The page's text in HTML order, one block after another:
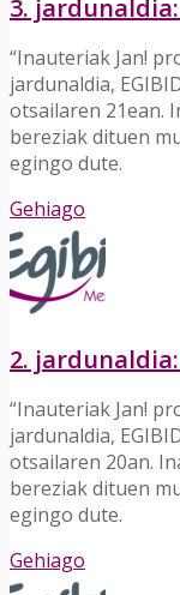
3.
“Inauteriak Jan!
jardunaldia,
otsailaren 21ean.
bereziak dituen
egingo dute.
Gehiago
2.
“Inauteriak Jan!
jardunaldia,
otsailaren 20an.
bereziak dituen
egingo dute.
Gehiago